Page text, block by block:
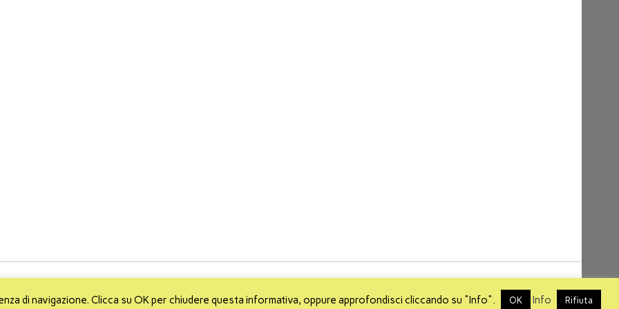
Mappa del sito
di navigazione. Clicca su OK per chiudere questa informativa, oppure approfondisci cliccando su "Info". OK Info Rifiuta